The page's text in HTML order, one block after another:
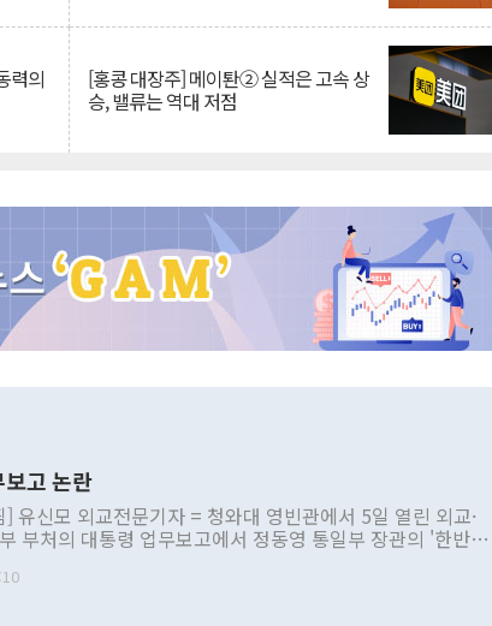
력의 [홍콩 대장주] 메이퇀② 실적은 고속 상
승, 밸류는 역대 저점
고 논란
유신모 외교전문기자 = 청와대 영빈관에서 5일 열린 외교·
부처의 대통령 업무보고에서 정동영 통일부 장관의 '한반도
부 내 조율을 거치지 않은 사안을 정책으로 추진하겠다고 공